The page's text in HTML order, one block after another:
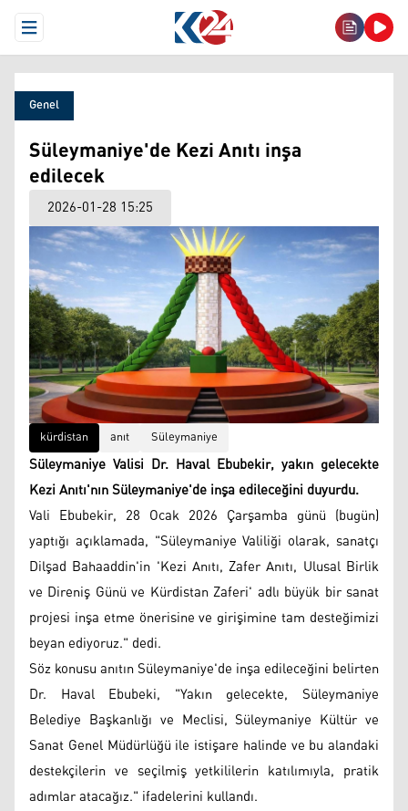
Open Menu
Genel
Süleymaniye'de Kezi Anıtı inşa
edilecek
2026-01-28 15:25
kürdistan anıt Süleymaniye
Süleymaniye Valisi Dr. Haval Ebubekir, yakın gelecekte
Kezi Anıtı'nın Süleymaniye'de inşa edileceğini duyurdu.
Vali Ebubekir, 28 Ocak 2026 Çarşamba günü (bugün)
yaptığı açıklamada, "Süleymaniye Valiliği olarak, sanatçı
Dilşad Bahaaddin'in 'Kezi Anıtı, Zafer Anıtı, Ulusal Birlik
ve Direniş Günü ve Kürdistan Zaferi' adlı büyük bir sanat
projesi inşa etme önerisine ve girişimine tam desteğimizi
beyan ediyoruz." dedi.
Söz konusu anıtın Süleymaniye'de inşa edileceğini belirten
Dr. Haval Ebubeki, "Yakın gelecekte, Süleymaniye
Belediye Başkanlığı ve Meclisi, Süleymaniye Kültür ve
Sanat Genel Müdürlüğü ile istişare halinde ve bu alandaki
destekçilerin ve seçilmiş yetkililerin katılımıyla, pratik
adımlar atacağız." ifadelerini kullandı.